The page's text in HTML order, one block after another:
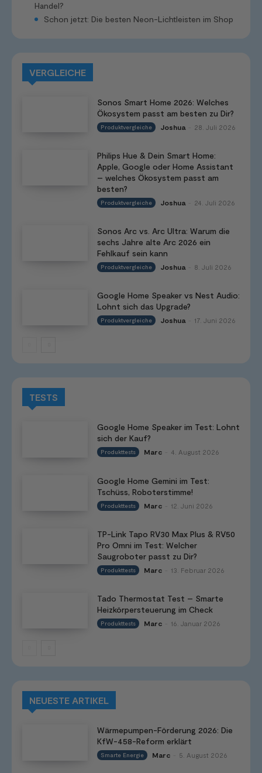
Handel?
Schon jetzt: Die besten Neon-Lichtleisten im Shop
VERGLEICHE
Sonos Smart Home 2026: Welches
Ökosystem passt am besten zu Dir?
Produktvergleiche Joshua 28. Juli 2026
Philips Hue & Dein Smart Home:
Apple, Google oder Home Assistant
– welches Ökosystem passt am
besten?
Produktvergleiche Joshua 24. Juli 2026
Sonos Arc vs. Arc Ultra: Warum die
sechs Jahre alte Arc 2026 ein
Fehlkauf sein kann
Produktvergleiche Joshua 8. Juli 2026
Google Home Speaker vs Nest Audio:
Lohnt sich das Upgrade?
Produktvergleiche Joshua 17. Juni 2026
TESTS
Google Home Speaker im Test: Lohnt
sich der Kauf?
Produkttests Marc 4. August 2026
Google Home Gemini im Test:
Tschüss, Roboterstimme!
Produkttests Marc 12. Juni 2026
TP-Link Tapo RV30 Max Plus & RV50
Pro Omni im Test: Welcher
Saugroboter passt zu Dir?
Produkttests Marc 13. Februar 2026
Tado Thermostat Test – Smarte
Heizkörpersteuerung im Check
Produkttests Marc 16. Januar 2026
NEUESTE ARTIKEL
Wärmepumpen-Förderung 2026: Die
KfW-458-Reform erklärt
Smarte Energie Marc 5. August 2026